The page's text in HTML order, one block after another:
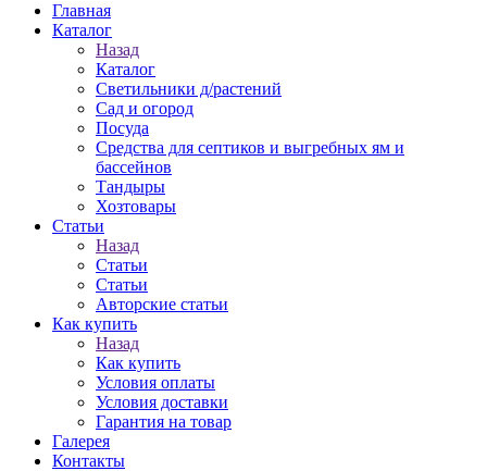
Главная
Каталог
Назад
Каталог
Светильники д/растений
Сад и огород
Посуда
Средства для септиков и выгребных ям и
бассейнов
Тандыры
Хозтовары
Статьи
Назад
Статьи
Статьи
Авторские статьи
Как купить
Назад
Как купить
Условия оплаты
Условия доставки
Гарантия на товар
Галерея
Контакты